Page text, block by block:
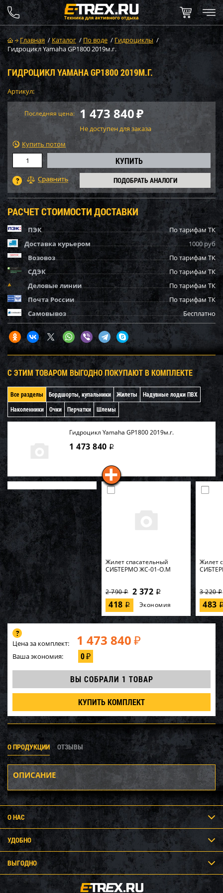
Главная / Каталог / По воде / Гидроциклы /
Гидроцикл Yamaha GP1800 2019м.г.
ГИДРОЦИКЛ YAMAHA GP1800 2019М.Г.
Артикул:
Последняя цена: 1 473 840₽
Не доступен для заказа
Купить потом
ПОДОБРАТЬ АНАЛОГИ
РАСЧЕТ СТОИМОСТИ ДОСТАВКИ
ПЭК
По тарифам ТК
Доставка курьером
1000 руб
Возовоз
По тарифам ТК
СДЭК
По тарифам ТК
Деловые линии
По тарифам ТК
Почта России
По тарифам ТК
Самовывоз
Бесплатно
С ЭТИМ ТОВАРОМ ВЫГОДНО ПОКУПАЮТ В КОМПЛЕКТЕ
Все разделы Бордшорты, купальники Жилеты
Надувные лодки ПВХ
Наколенники
Очки Перчатки Шлемы
Гидроцикл Yamaha GP1800 2019м.г.
1 473 840 i
Жилет спасательный
СИБТЕРМО ЖС-01-О.M
2 790i 2 372 i
418 i Экономия
Жилет
3 220i
483
Цена за комплект: 1 473 840 ₽
Ваша экономия: 0₽
ВЫ СОБРАЛИ 1 ТОВАР
КУПИТЬ КОМПЛЕКТ
О ПРОДУКЦИИ ОТЗЫВЫ
ОПИСАНИЕ
О НАС
УДОБНО
ВЫГОДНО